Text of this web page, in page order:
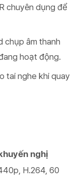
chuyên dụng để
chụp âm thanh
hoạt động.
tai nghe khi quay
nghị
H.264, 60